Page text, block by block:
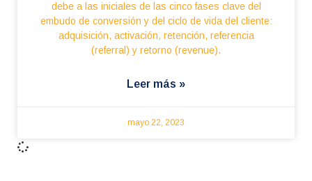
debe a las iniciales de las cinco fases clave del
embudo de conversión y del ciclo de vida del cliente:
adquisición, activación, retención, referencia
(referral) y retorno (revenue).
Leer más »
mayo 22, 2023